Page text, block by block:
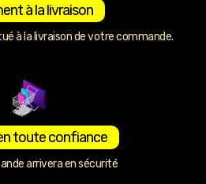
à la livraison
à la livraison de votre commande.
toute confiance
arrivera en sécurité